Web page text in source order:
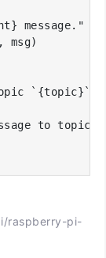
message."
msg)
`{topic}`")
to topic
raspberry-pi-